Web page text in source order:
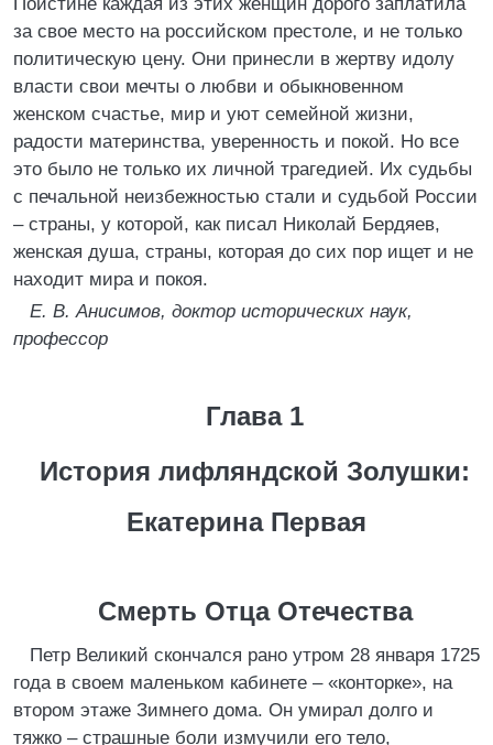
за свое место на российском престоле, и не только
политическую цену. Они принесли в жертву идолу
власти свои мечты о любви и обыкновенном
женском счастье, мир и уют семейной жизни,
радости материнства, уверенность и покой. Но все
это было не только их личной трагедией. Их судьбы
с печальной неизбежностью стали и судьбой России
– страны, у которой, как писал Николай Бердяев,
женская душа, страны, которая до сих пор ищет и не
находит мира и покоя.
Е. В. Анисимов, доктор исторических наук,
профессор
Глава 1
История лифляндской Золушки:
Екатерина Первая
Смерть Отца Отечества
Петр Великий скончался рано утром 28 января 1725
года в своем маленьком кабинете – «конторке», на
втором этаже Зимнего дома. Он умирал долго и
тяжко – страшные боли измучили его тело,